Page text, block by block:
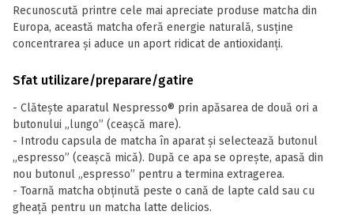
Recunoscută printre cele mai apreciate produse matcha din
Europa, această matcha oferă energie naturală, susține
concentrarea și aduce un aport ridicat de antioxidanți.
Sfat utilizare/preparare/gatire
- Clătește aparatul Nespresso® prin apăsarea de două ori a
butonului „lungo” (ceașcă mare).
- Introdu capsula de matcha în aparat și selectează butonul
„espresso” (ceașcă mică). După ce apa se oprește, apasă din
nou butonul „espresso” pentru a termina extragerea.
- Toarnă matcha obținută peste o cană de lapte cald sau cu
gheață pentru un matcha latte delicios.